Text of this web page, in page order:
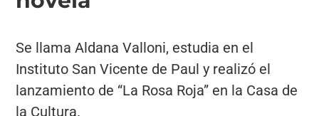
Se llama Aldana Valloni, estudia en el
Instituto San Vicente de Paul y realizó el
lanzamiento de “La Rosa Roja” en la Casa de
la Cultura.